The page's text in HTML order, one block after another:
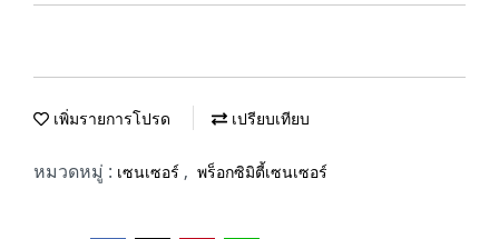
เพิ่มรายการโปรด เปรียบเทียบ
หมวดหมู่ : เซนเซอร์ , พร็อกซิมิตี้เซนเซอร์